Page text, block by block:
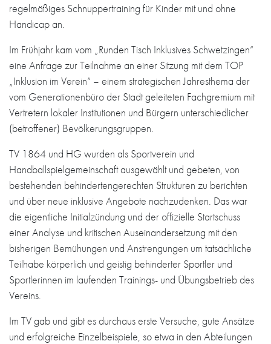
regelmäßiges Schnuppertraining für Kinder mit und ohne
Handicap an.
Im Frühjahr kam vom „Runden Tisch Inklusives Schwetzingen“
eine Anfrage zur Teilnahme an einer Sitzung mit dem TOP
„Inklusion im Verein“ – einem strategischen Jahresthema der
vom Generationenbüro der Stadt geleiteten Fachgremium mit
Vertretern lokaler Institutionen und Bürgern unterschiedlicher
(betroffener) Bevölkerungsgruppen.
TV 1864 und HG wurden als Sportverein und
Handballspielgemeinschaft ausgewählt und gebeten, von
bestehenden behindertengerechten Strukturen zu berichten
und über neue inklusive Angebote nachzudenken. Das war
die eigentliche Initialzündung und der offizielle Startschuss
einer Analyse und kritischen Auseinandersetzung mit den
bisherigen Bemühungen und Anstrengungen um tatsächliche
Teilhabe körperlich und geistig behinderter Sportler und
Sportlerinnen im laufenden Trainings- und Übungsbetrieb des
Vereins.
Im TV gab und gibt es durchaus erste Versuche, gute Ansätze
und erfolgreiche Einzelbeispiele, so etwa in den Abteilungen